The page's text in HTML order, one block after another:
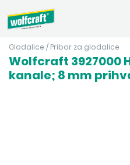
Glodalice / Pribor za glodalice
Wolfcraft 3927000
kanale; 8 mm